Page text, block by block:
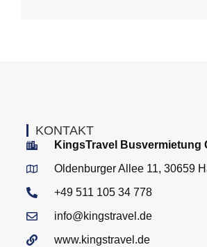
KONTAKT
KingsTravel Busvermietung
Oldenburger Allee 11, 30659
+49 511 105 34 778
info@kingstravel.de
www.kingstravel.de